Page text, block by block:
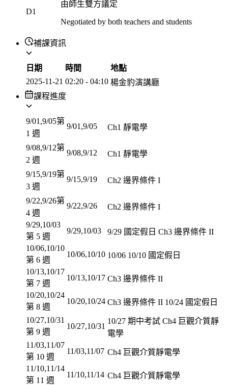
D1
由師生雙方議定
Negotiated by both teachers and students
補課資訊
日期 時間
地點
2025-11-21 02:20 - 04:10 楊金豹演講廳
課程進度
9/01,9/05第
1 週
9/01,9/05 Ch1 靜電學
9/08,9/12第
2 週
9/08,9/12 Ch1 靜電學
9/15,9/19第
3 週
9/15,9/19 Ch2 邊界條件 I
9/22,9/26第
4 週
9/22,9/26 Ch2 邊界條件 I
9/29,10/03
第 5 週
9/29,10/03
9/29 國定假日 Ch3 邊界條件 II
10/06,10/10
第 6 週
10/06,10/10 10/06 10/10 國定假日
10/13,10/17
第 7 週
10/13,10/17 Ch3 邊界條件 II
10/20,10/24
第 8 週
10/20,10/24 Ch3 邊界條件 II 10/24 國定假日
10/27,10/31
第 9 週
10/27,10/31
10/27 期中考試 Ch4 巨觀介質靜
電學
11/03,11/07
第 10 週
11/03,11/07 Ch4 巨觀介質靜電學
11/10,11/14
第 11 週
11/10,11/14 Ch4 巨觀介質靜電學